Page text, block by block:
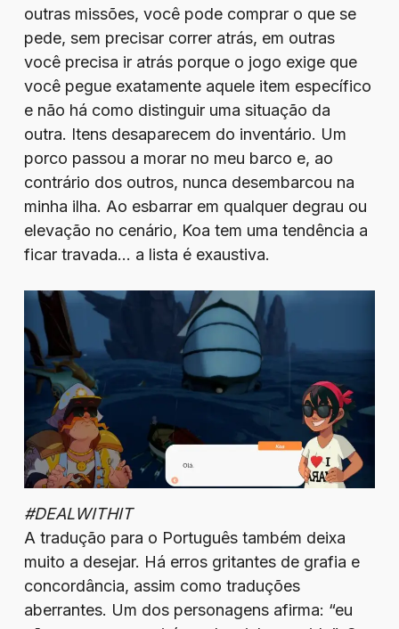
outras missões, você pode comprar o que se
pede, sem precisar correr atrás, em outras
você precisa ir atrás porque o jogo exige que
você pegue exatamente aquele item específico
e não há como distinguir uma situação da
outra. Itens desaparecem do inventário. Um
porco passou a morar no meu barco e, ao
contrário dos outros, nunca desembarcou na
minha ilha. Ao esbarrar em qualquer degrau ou
elevação no cenário, Koa tem uma tendência a
ficar travada… a lista é exaustiva.
#DEALWITHIT
A tradução para o Português também deixa
muito a desejar. Há erros gritantes de grafia e
concordância, assim como traduções
aberrantes. Um dos personagens afirma: “eu